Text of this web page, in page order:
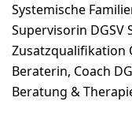
Systemische
Supervisorin DGSV
Zusatzqualifikation
Beraterin, Coach
Beratung &